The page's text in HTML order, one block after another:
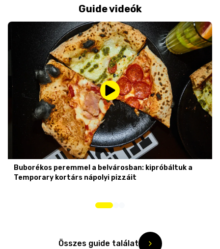
Guide videók
Buborékos peremmel a belvárosban: kipróbáltuk a
Temporary kortárs nápolyi pizzáit
Összes guide találat